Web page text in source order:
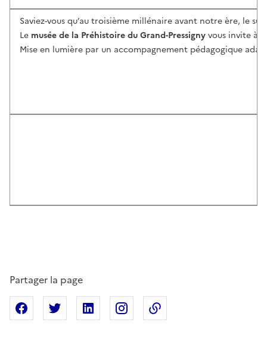
Saviez-vous qu’au troisième millénaire avant notre ère, le
Le musée de la Préhistoire du Grand-Pressignyvous invite à
Mise en lumière par un accompagnement pédagogique
Partager la page
Partager sur Facebook
Partager sur XPartager sur Linkedin
Partager sur Instagram